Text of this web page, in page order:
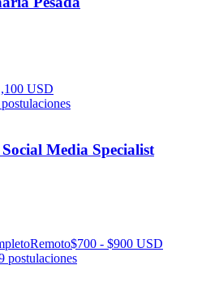
USD
postulaciones
Media Specialist
Remoto$700 - $900 USD
postulaciones